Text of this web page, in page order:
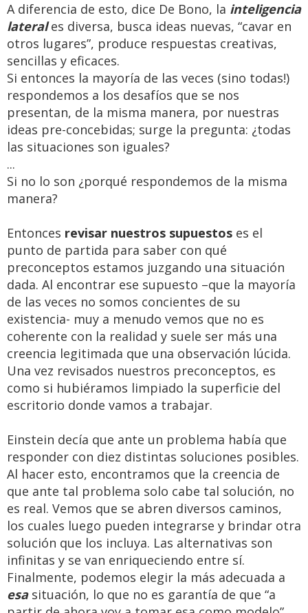
A diferencia de esto, dice De Bono, la inteligencia
laterales diversa, busca ideas nuevas, “cavar en
otros lugares”, produce respuestas creativas,
sencillas y eficaces.
Si entonces la mayoría de las veces (sino todas!)
respondemos a los desafíos que se nos
presentan, de la misma manera, por nuestras
ideas pre-concebidas; surge la pregunta: ¿todas
las situaciones son iguales?
...
Si no lo son ¿porqué respondemos de la misma
manera?
Entonces revisar nuestros supuestos es el
punto de partida para saber con qué
preconceptos estamos juzgando una situación
dada. Al encontrar ese supuesto –que la mayoría
de las veces no somos concientes de su
existencia- muy a menudo vemos que no es
coherente con la realidad y suele ser más una
creencia legitimada que una observación lúcida.
Una vez revisados nuestros preconceptos, es
como si hubiéramos limpiado la superficie del
escritorio donde vamos a trabajar.
Einstein decía que ante un problema había que
responder con diez distintas soluciones posibles.
Al hacer esto, encontramos que la creencia de
que ante tal problema solo cabe tal solución, no
es real. Vemos que se abren diversos caminos,
los cuales luego pueden integrarse y brindar otra
solución que los incluya. Las alternativas son
infinitas y se van enriqueciendo entre sí.
Finalmente, podemos elegir la más adecuada a
esasituación, lo que no es garantía de que “a